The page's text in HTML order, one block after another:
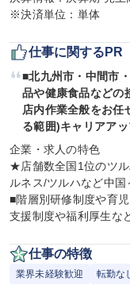
※決済単位：単体
仕事に関するPR
■北九州市・中間市
品や健康食品などの
店内作業全般をお
る範囲)キャリアア
企業・求人の特色
★店舗数全国1位のツ
ルネス/ツルハなど中国
■階層別研修制度や育
支援制度や福利厚生な
仕事の特徴
業界未経験歓迎 転勤な